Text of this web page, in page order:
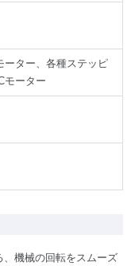
ーター、各種ステッピ
モーター
、機械の回転をスムーズ